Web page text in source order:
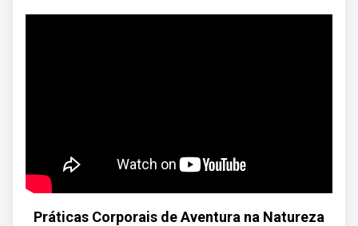
Práticas Corporais de Aventura na Natureza